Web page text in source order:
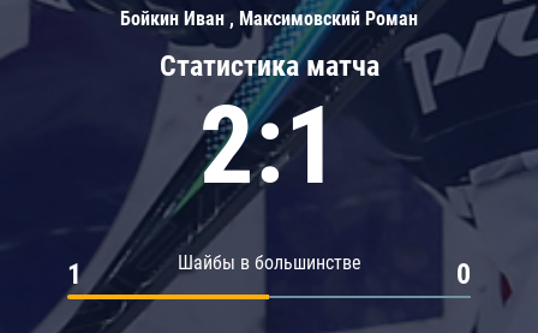
Статистика матча
2:1
Шайбы в большинстве
1 0
Бойкин Иван , Максимовский Роман